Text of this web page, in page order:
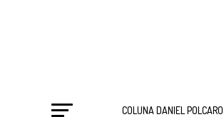
COLUNA DANIEL POLCARO